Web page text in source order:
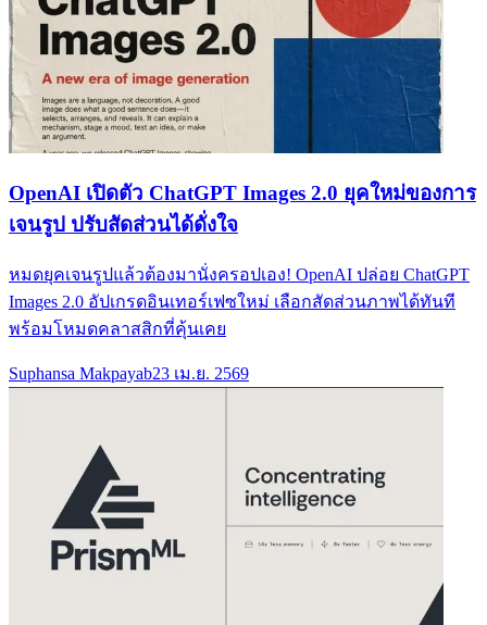
OpenAI เปิดตัว ChatGPT Images 2.0 ยุคใหม่ของการ
เจนรูป ปรับสัดส่วนได้ดั่งใจ
หมดยุคเจนรูปแล้วต้องมานั่งครอปเอง! OpenAI ปล่อย ChatGPT
Images 2.0 อัปเกรดอินเทอร์เฟซใหม่ เลือกสัดส่วนภาพได้ทันที
พร้อมโหมดคลาสสิกที่คุ้นเคย
Suphansa Makpayab23 เม.ย. 2569